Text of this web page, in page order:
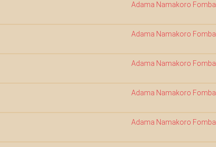
Adama Namakoro Fomba
Adama Namakoro Fomba
Adama Namakoro Fomba
Adama Namakoro Fomba
Adama Namakoro Fomba